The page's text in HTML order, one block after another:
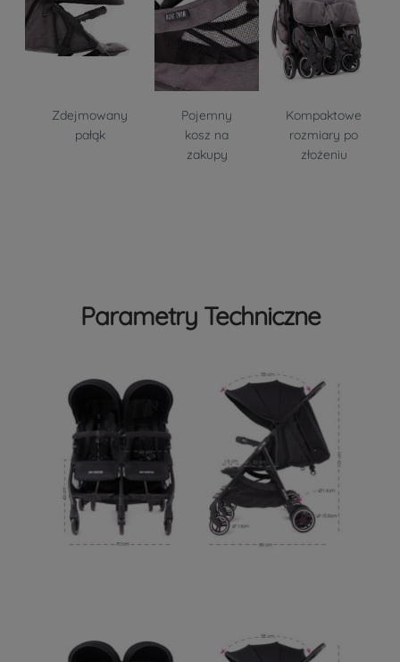
Zdejmowany
pałąk
Pojemny
kosz na
zakupy
Kompaktowe
rozmiary po
złożeniu
Parametry Techniczne